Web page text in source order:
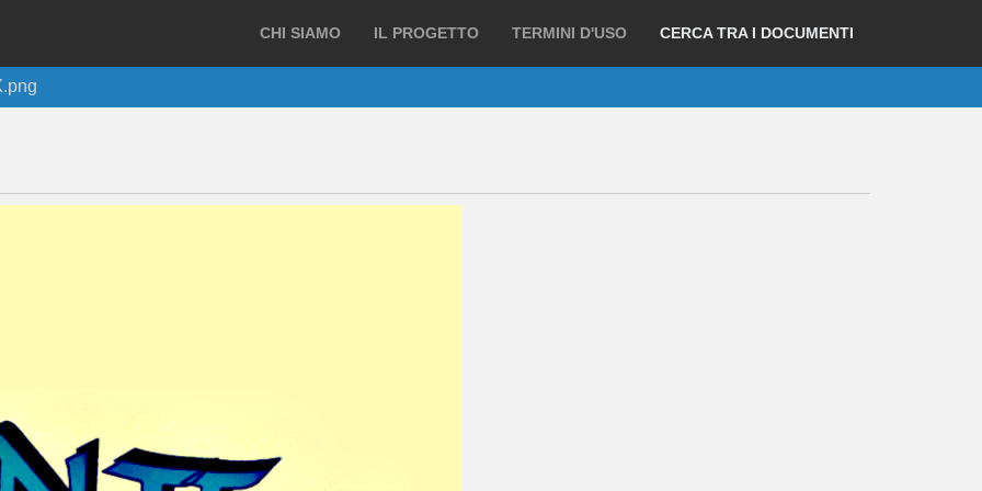
CHI SIAMO IL PROGETTO TERMINI D'USO CERCA TRA I DOCUMENTI